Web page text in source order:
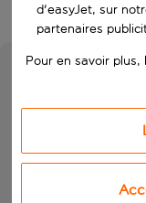
d'easyJet, sur
partenaires
Pour en savoir plus,